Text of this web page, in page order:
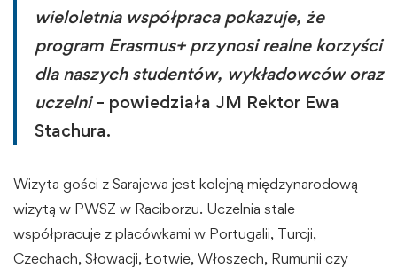
wieloletnia współpraca pokazuje, że
program Erasmus+ przynosi realne korzyści
dla naszych studentów, wykładowców oraz
uczelni– powiedziała JM Rektor Ewa
Stachura.
Wizyta gości z Sarajewa jest kolejną międzynarodową
wizytą w PWSZ w Raciborzu. Uczelnia stale
współpracuje z placówkami w Portugalii, Turcji,
Czechach, Słowacji, Łotwie, Włoszech, Rumunii czy